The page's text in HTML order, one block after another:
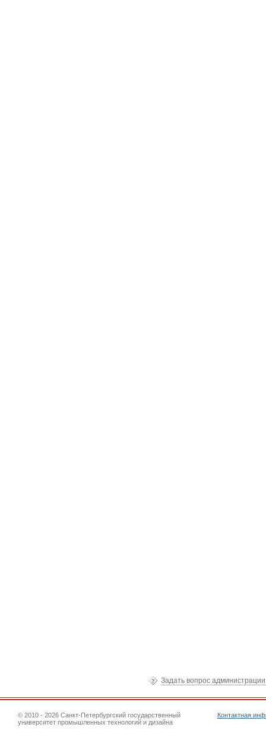
Задать вопрос
© 2010 - 2026 Санкт-Петербургский государственный
университет промышленных технологий и дизайна
Контактная